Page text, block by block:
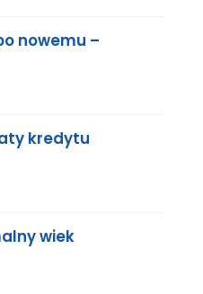
nowemu –
kredytu
wiek